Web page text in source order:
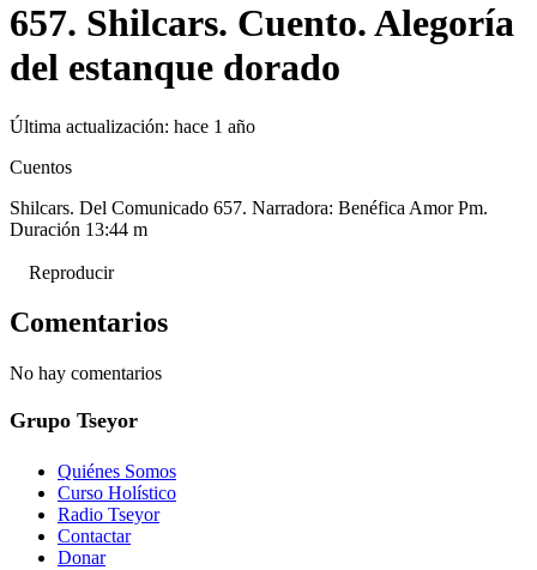
657. Shilcars. Cuento. Alegoría
del estanque dorado
Última actualización: hace 1 año
Cuentos
Shilcars. Del Comunicado 657. Narradora: Benéfica Amor Pm.
Duración 13:44 m
Reproducir
Comentarios
No hay comentarios
Grupo Tseyor
Quiénes Somos
Curso Holístico
Radio Tseyor
Contactar
Donar